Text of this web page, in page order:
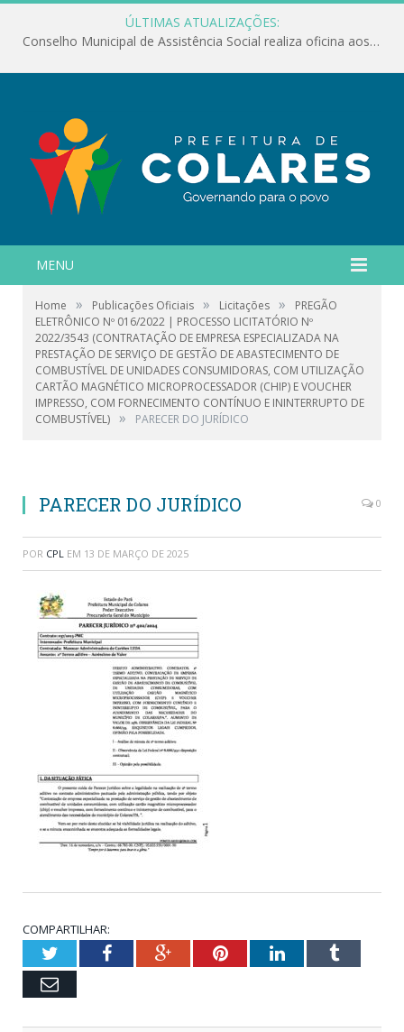
ÚLTIMAS ATUALIZAÇÕES:
Conselho Municipal de Assistência Social realiza oficina aos servidores
MENU
Home » Publicações Oficiais » Licitações »
PREGÃO
ELETRÔNICO Nº 016/2022 | PROCESSO LICITATÓRIO Nº
2022/3543 (CONTRATAÇÃO DE EMPRESA ESPECIALIZADA NA
PRESTAÇÃO DE SERVIÇO DE GESTÃO DE ABASTECIMENTO DE
COMBUSTÍVEL DE UNIDADES CONSUMIDORAS, COM UTILIZAÇÃO
CARTÃO MAGNÉTICO MICROPROCESSADOR (CHIP) E VOUCHER
IMPRESSO, COM FORNECIMENTO CONTÍNUO E ININTERRUPTO DE
COMBUSTÍVEL) » PARECER DO JURÍDICO
PARECER DO JURÍDICO 0
POR CPL EM 13 DE MARÇO DE 2025
COMPARTILHAR:
TwitterFacebookGoogle+PinterestLinkedInTumblr
Email